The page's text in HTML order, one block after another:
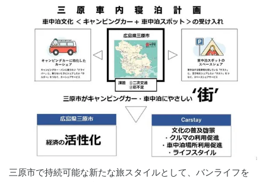
三原市で持続可能な新たな旅スタイルとして、バンライフを